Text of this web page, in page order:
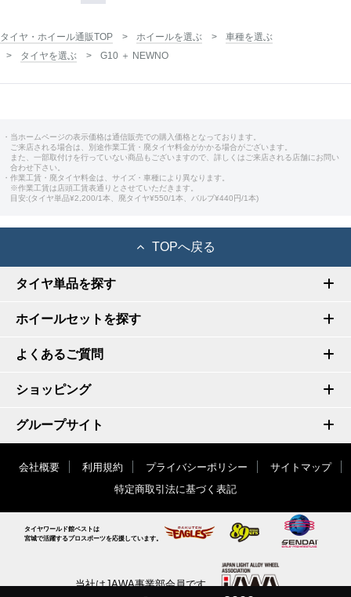
タイヤ・ホイール通販TOP ホイールを選ぶ
車種を選ぶ
タイヤを選ぶ
G10 ＋ NEWNO
・当ホームページの表示価格は通信販売での購入価格となっております。
ご来店される場合は、別途作業工賃・廃タイヤ料金がかかる場合がございます。
また、一部取付けを行っていない商品もございますので、詳しくはご来店される店舗にお問い
合わせ下さい。
・作業工賃・廃タイヤ料金は、サイズ・車種により異なります。
※作業工賃は店頭工賃表通りとさせていただきます。
目安:(タイヤ単品¥2,200/1本、廃タイヤ¥550/1本、バルブ¥440円/1本)
TOPへ戻る
タイヤ単品を探す
ホイールセットを探す
よくあるご質問
ショッピング
グループサイト
会社概要 利用規約 プライバシーポリシー
サイトマップ
特定商取引法に基づく表記
タイヤワールド館ベストは
宮城で活躍するプロスポーツを応援しています。
当社はJAWA事業部会員です